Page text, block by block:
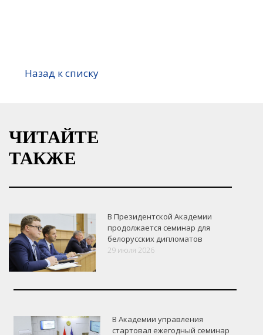
Назад к списку
ЧИТАЙТЕ
ТАКЖЕ
В Президентской Академии
продолжается семинар для
белорусских дипломатов
29 июля 2026
В Академии управления
стартовал ежегодный семинар